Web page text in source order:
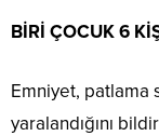
BİRİ ÇOCUK 6
Emniyet, patlama
yaralandığını